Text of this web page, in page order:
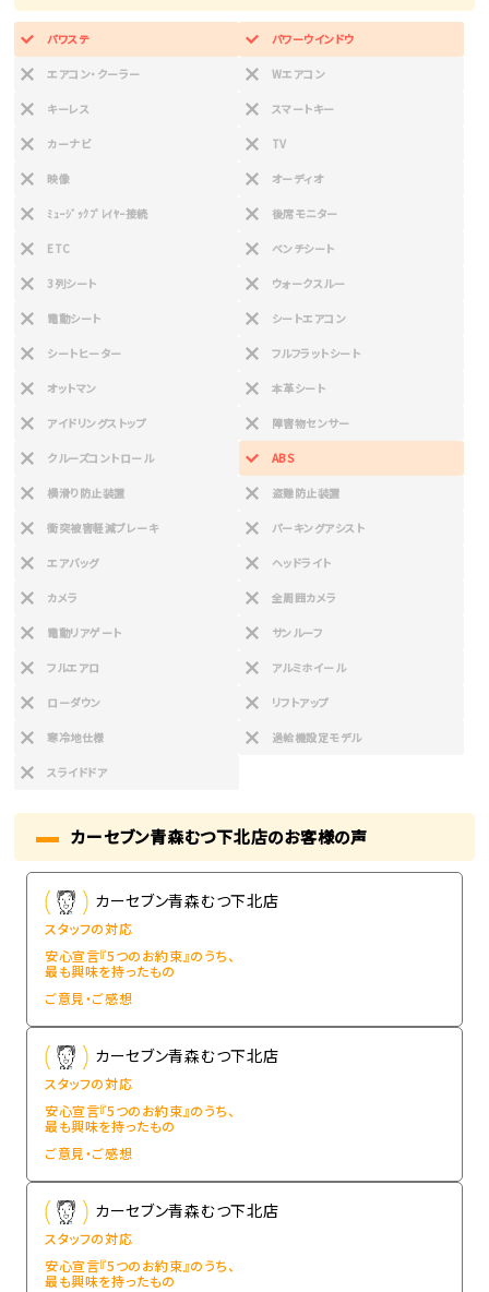
パワステ パワーウインドウ
エアコン・クーラー Wエアコン
キーレス スマートキー
カーナビ TV
映像 オーディオ
ﾐｭｰｼﾞｯｸﾌﾟﾚｲﾔｰ接続 後席モニター
ETC ベンチシート
3列シート ウォークスルー
電動シート シートエアコン
シートヒーター フルフラットシート
オットマン 本革シート
アイドリングストップ 障害物センサー
クルーズコントロール ABS
横滑り防止装置 盗難防止装置
衝突被害軽減ブレーキ パーキングアシスト
エアバッグ ヘッドライト
カメラ 全周囲カメラ
電動リアゲート サンルーフ
フルエアロ アルミホイール
ローダウン リフトアップ
寒冷地仕様 過給機設定モデル
スライドドア
カーセブン青森むつ下北店のお客様の声
カーセブン青森むつ下北店
スタッフの対応
安心宣言『5つのお約束』のうち、
最も興味を持ったもの
ご意見・ご感想
カーセブン青森むつ下北店
スタッフの対応
安心宣言『5つのお約束』のうち、
最も興味を持ったもの
ご意見・ご感想
カーセブン青森むつ下北店
スタッフの対応
安心宣言『5つのお約束』のうち、
最も興味を持ったもの